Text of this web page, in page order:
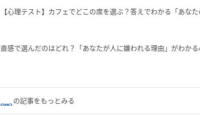
【心理テスト】カフェでどこの席を選ぶ？答えでわかる「あなた
直感で選んだのはどれ？「あなたが人に嫌われる理由」がわかる
の記事をもっとみる